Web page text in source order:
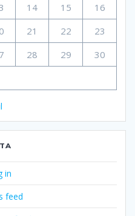
14 15
16
21 22
23
28 29
30
in
feed